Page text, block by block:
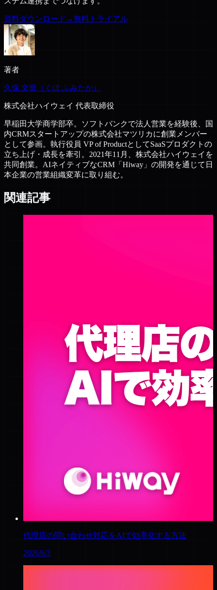
資料ダウンロード →無料トライアル
著者
久保 文誉（くぼ ふみたか）
株式会社ハイウェイ 代表取締役
早稲田大学商学部卒。ソフトバンクで法人営業を経験後、国
内CRMスタートアップの株式会社マツリカに創業メンバー
として参画。執行役員 VP of ProductとしてSaaSプロダクトの
立ち上げ・成長を牽引。2021年11月、株式会社ハイウェイを
共同創業。AIネイティブなCRM「Hiway」の開発を通じて日
本企業の営業組織変革に取り組む。
関連記事
代理店の問い合わせ対応をAIで効率化する方法
2026/6/3